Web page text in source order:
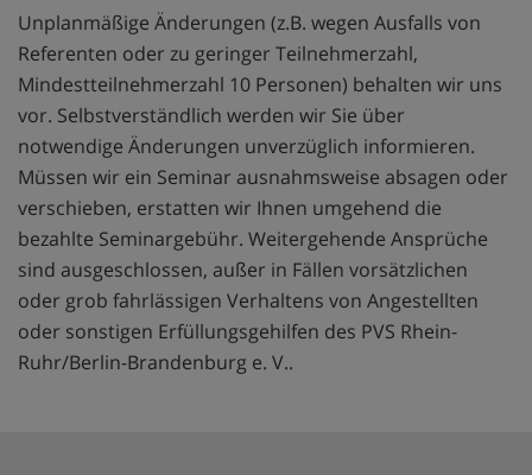
Unplanmäßige Änderungen (z.B. wegen Ausfalls von
Referenten oder zu geringer Teilnehmerzahl,
Mindestteilnehmerzahl 10 Personen) behalten wir uns
vor. Selbstverständlich werden wir Sie über
notwendige Änderungen unverzüglich informieren.
Müssen wir ein Seminar ausnahmsweise absagen oder
verschieben, erstatten wir Ihnen umgehend die
bezahlte Seminargebühr. Weitergehende Ansprüche
sind ausgeschlossen, außer in Fällen vorsätzlichen
oder grob fahrlässigen Verhaltens von Angestellten
oder sonstigen Erfüllungsgehilfen des PVS Rhein-
Ruhr/Berlin-Brandenburg e. V..